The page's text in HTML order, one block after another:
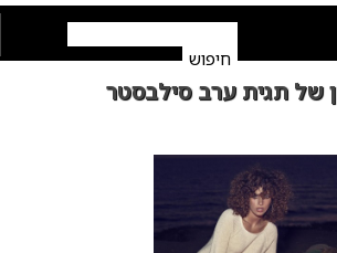
של תגית ערב סילבסטר